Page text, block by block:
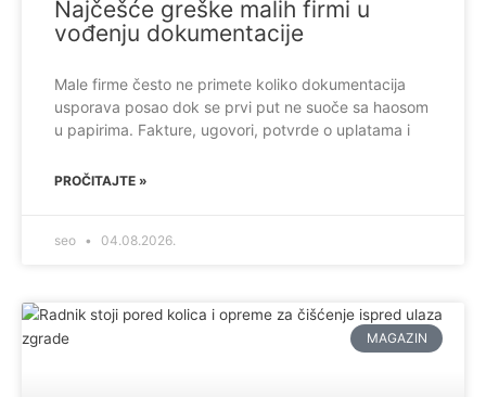
Najčešće greške malih firmi u
vođenju dokumentacije
Male firme često ne primete koliko dokumentacija
usporava posao dok se prvi put ne suoče sa haosom
u papirima. Fakture, ugovori, potvrde o uplatama i
PROČITAJTE »
seo 04.08.2026.
MAGAZIN